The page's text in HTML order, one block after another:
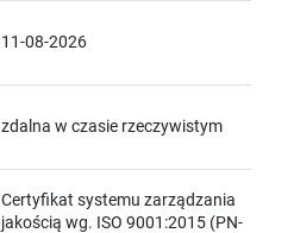
11-08-2026
zdalna w czasie rzeczywistym
Certyfikat systemu zarządzania
jakością wg. ISO 9001:2015 (PN-